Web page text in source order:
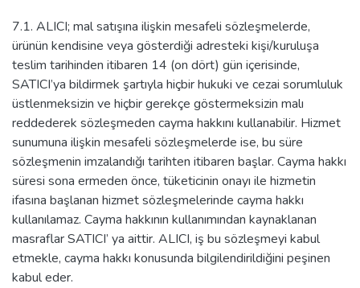
7.1. ALICI; mal satışına ilişkin mesafeli sözleşmelerde,
ürünün kendisine veya gösterdiği adresteki kişi/kuruluşa
teslim tarihinden itibaren 14 (on dört) gün içerisinde,
SATICI’ya bildirmek şartıyla hiçbir hukuki ve cezai sorumluluk
üstlenmeksizin ve hiçbir gerekçe göstermeksizin malı
reddederek sözleşmeden cayma hakkını kullanabilir. Hizmet
sunumuna ilişkin mesafeli sözleşmelerde ise, bu süre
sözleşmenin imzalandığı tarihten itibaren başlar. Cayma hakkı
süresi sona ermeden önce, tüketicinin onayı ile hizmetin
ifasına başlanan hizmet sözleşmelerinde cayma hakkı
kullanılamaz. Cayma hakkının kullanımından kaynaklanan
masraflar SATICI’ ya aittir. ALICI, iş bu sözleşmeyi kabul
etmekle, cayma hakkı konusunda bilgilendirildiğini peşinen
kabul eder.